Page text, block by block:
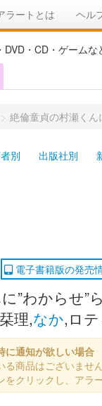
ラートとは ヘル
・CD・ゲーム
> 絶倫童貞の村瀬く
別 出版社別
電子書籍版の発売
”わからせ
理,なか,ロ
に通知が欲しい場合
商品はございませ
クリックし、アラ